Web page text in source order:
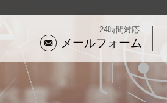
24時間対応
メールフォーム